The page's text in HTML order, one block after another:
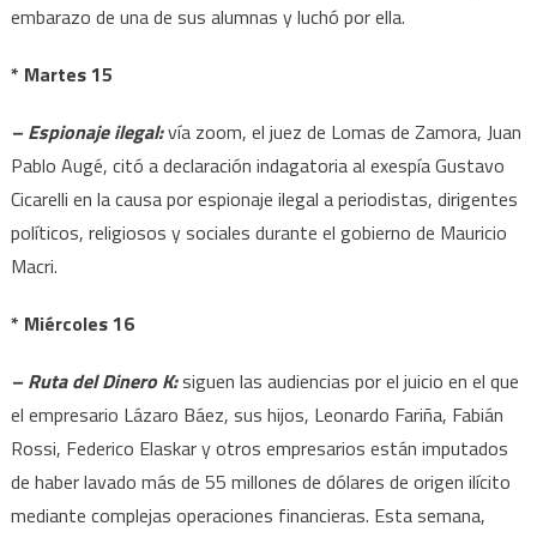
embarazo de una de sus alumnas y luchó por ella.
* Martes 15
– Espionaje ilegal:vía zoom, el juez de Lomas de Zamora, Juan
Pablo Augé, citó a declaración indagatoria al exespía Gustavo
Cicarelli en la causa por espionaje ilegal a periodistas, dirigentes
políticos, religiosos y sociales durante el gobierno de Mauricio
Macri.
* Miércoles 16
– Ruta del Dinero K:siguen las audiencias por el juicio en el que
el empresario Lázaro Báez, sus hijos, Leonardo Fariña, Fabián
Rossi, Federico Elaskar y otros empresarios están imputados
de haber lavado más de 55 millones de dólares de origen ilícito
mediante complejas operaciones financieras. Esta semana,